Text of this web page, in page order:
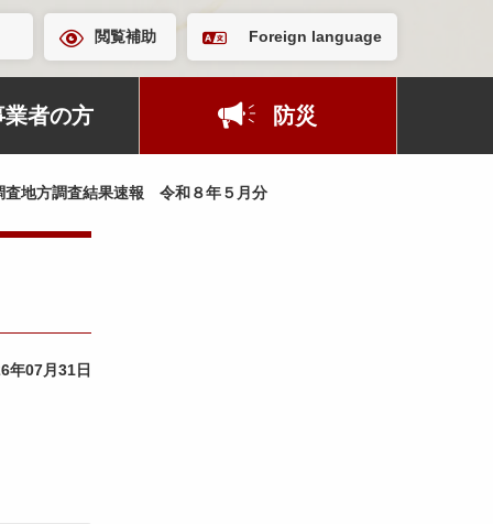
閲覧補助 Foreign language
業者の方 防災
査地方調査結果速報 令和８年５月分
年07月31日